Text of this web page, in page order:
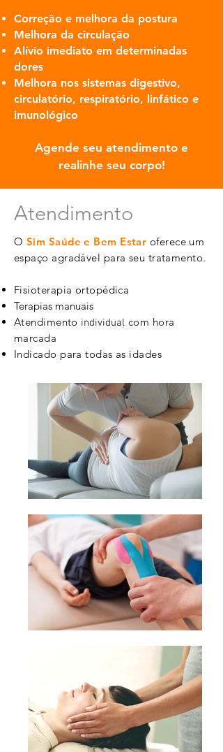
Correção e melhora da postura
Melhora da circulação
Alívio imediato em determinadas
dores
Melhora nos sistemas digestivo,
circulatório, respiratório, linfático e
imunológico
Agende seu atendimento e
realinhe seu corpo!
Atendimento
O Sim Saúde e Bem Estar oferece um
espaço agradável para seu tratamento.
Fisioterapia ortopédica
Terapias manuais
Atendimento individual com hora
marcada
Indicado para todas as idades